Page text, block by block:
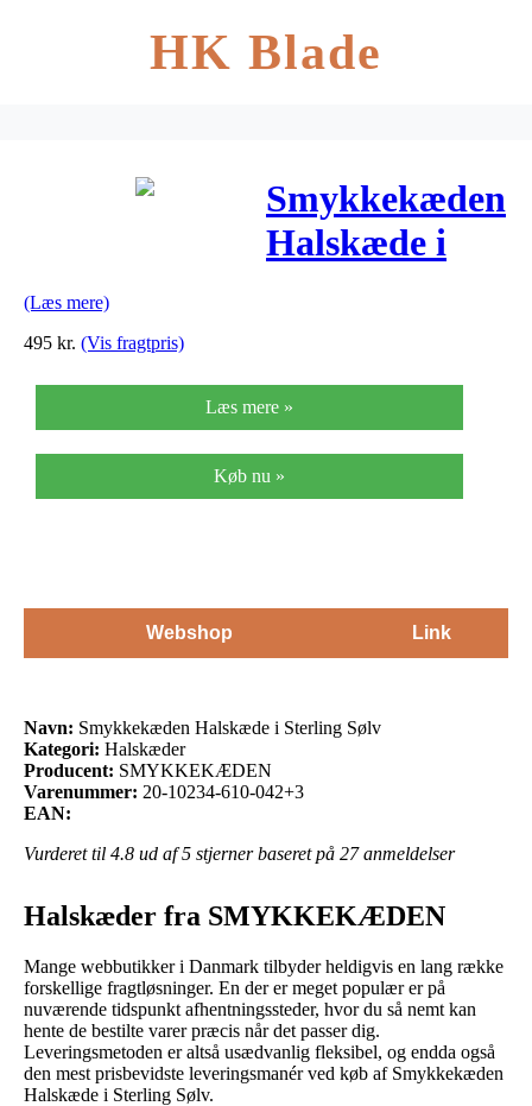
HK Blade
Smykkekæden
Halskæde i
(Læs mere)
495 kr. (Vis fragtpris)
Læs mere »
Køb nu »
Webshop Link
Navn: Smykkekæden Halskæde i Sterling Sølv
Kategori: Halskæder
Producent: SMYKKEKÆDEN
Varenummer: 20-10234-610-042+3
EAN:
Vurderet til 4.8 ud af 5 stjerner baseret på 27anmeldelser
Halskæder fra SMYKKEKÆDEN
Mange webbutikker i Danmark tilbyder heldigvis en lang række
forskellige fragtløsninger. En der er meget populær er på
nuværende tidspunkt afhentningssteder, hvor du så nemt kan
hente de bestilte varer præcis når det passer dig.
Leveringsmetoden er altså usædvanlig fleksibel, og endda også
den mest prisbevidste leveringsmanér ved køb af Smykkekæden
Halskæde i Sterling Sølv.